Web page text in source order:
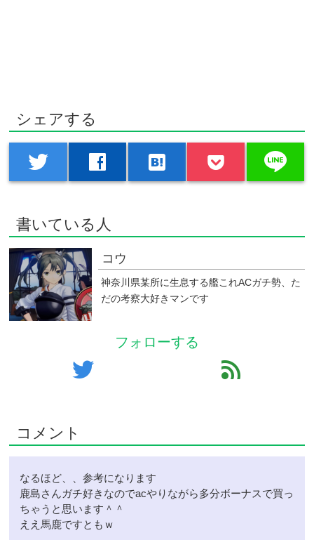
シェアする
twitter facebook hatenabookmark line
書いている人
コウ
神奈川県某所に生息する艦これACガチ勢、た
だの考察大好きマンです
フォローする
twitter feed
コメント
なるほど、、参考になります
鹿島さんガチ好きなのでacやりながら多分ボーナスで買っ
ちゃうと思います＾＾
ええ馬鹿ですともｗ